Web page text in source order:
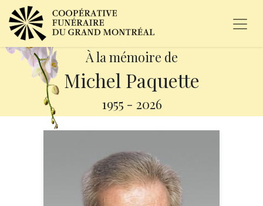
À la mémoire de
Michel Paquette
1955 - 2026